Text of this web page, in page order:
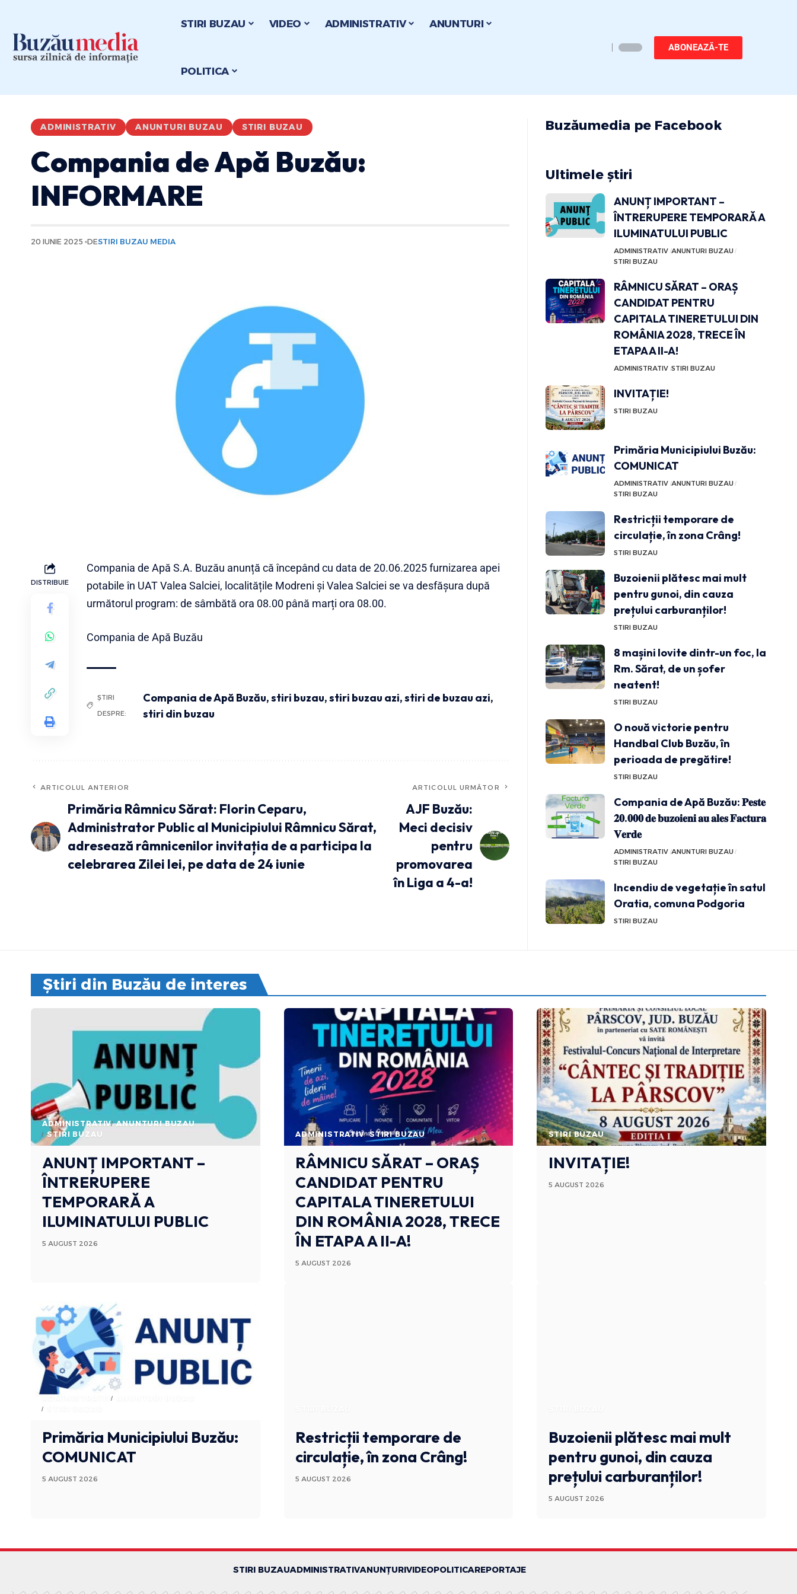
STIRI BUZAU VIDEO ADMINISTRATIV ANUNTURI
POLITICA
ABONEAZĂ-TE
ADMINISTRATIV ANUNTURI BUZAU STIRI BUZAU
Compania de Apă Buzău:
INFORMARE
20 IUNIE 2025 DESTIRI BUZAU MEDIA
DISTRIBUIE
Compania de Apă S.A. Buzău anunță că începând cu data de 20.06.2025 furnizarea apei
potabile în UAT Valea Salciei, localitățile Modreni și Valea Salciei se va desfășura după
următorul program: de sâmbătă ora 08.00 până marți ora 08.00.
Compania de Apă Buzău
ȘTIRI
DESPRE:
Compania de Apă Buzău,stiri buzau,stiri buzau azi,stiri de buzau azi,
stiri din buzau
ARTICOLUL ANTERIOR
Primăria Râmnicu Sărat: Florin Ceparu,
Administrator Public al Municipiului Râmnicu Sărat,
adresează râmnicenilor invitația de a participa la
celebrarea Zilei Iei, pe data de 24 iunie
ARTICOLUL URMĂTOR
AJF Buzău:
Meci decisiv
pentru
promovarea
în Liga a 4-a!
Buzăumedia pe Facebook
Ultimele știri
ANUNȚ IMPORTANT –
ÎNTRERUPERE TEMPORARĂ A
ILUMINATULUI PUBLIC
ADMINISTRATIV ANUNTURI BUZAU
STIRI BUZAU
RÂMNICU SĂRAT – ORAȘ
CANDIDAT PENTRU
CAPITALA TINERETULUI DIN
ROMÂNIA 2028, TRECE ÎN
ETAPA A II-A!
ADMINISTRATIV STIRI BUZAU
INVITAȚIE!
STIRI BUZAU
Primăria Municipiului Buzău:
COMUNICAT
ADMINISTRATIV ANUNTURI BUZAU
STIRI BUZAU
Restricții temporare de
circulație, în zona Crâng!
STIRI BUZAU
Buzoienii plătesc mai mult
pentru gunoi, din cauza
prețului carburanților!
STIRI BUZAU
8 mașini lovite dintr-un foc, la
Rm. Sărat, de un șofer
neatent!
STIRI BUZAU
O nouă victorie pentru
Handbal Club Buzău, în
perioada de pregătire!
STIRI BUZAU
Compania de Apă Buzău: 𝐏𝐞𝐬𝐭𝐞
𝟐𝟎.𝟎𝟎𝟎 𝐝𝐞 𝐛𝐮𝐳𝐨𝐢𝐞𝐧𝐢 𝐚𝐮 𝐚𝐥𝐞𝐬 𝐅𝐚𝐜𝐭𝐮𝐫𝐚
𝐕𝐞𝐫𝐝𝐞
ADMINISTRATIV ANUNTURI BUZAU
STIRI BUZAU
Incendiu de vegetație în satul
Oratia, comuna Podgoria
STIRI BUZAU
Știri din Buzău de interes
ADMINISTRATIV ANUNTURI BUZAU
STIRI BUZAU
ANUNȚ IMPORTANT –
ÎNTRERUPERE
TEMPORARĂ A
ILUMINATULUI PUBLIC
5 AUGUST 2026
ADMINISTRATIV STIRI BUZAU
RÂMNICU SĂRAT – ORAȘ
CANDIDAT PENTRU
CAPITALA TINERETULUI
DIN ROMÂNIA 2028, TRECE
ÎN ETAPA A II-A!
5 AUGUST 2026
STIRI BUZAU
INVITAȚIE!
5 AUGUST 2026
ADMINISTRATIV
Primăria Municipiului Buzău:
COMUNICAT
5 AUGUST 2026
Restricții temporare de
circulație, în zona Crâng!
5 AUGUST 2026
Buzoienii plătesc mai mult
pentru gunoi, din cauza
prețului carburanților!
5 AUGUST 2026
STIRI BUZAUADMINISTRATIVANUNȚURIVIDEOPOLITICAREPORTAJE